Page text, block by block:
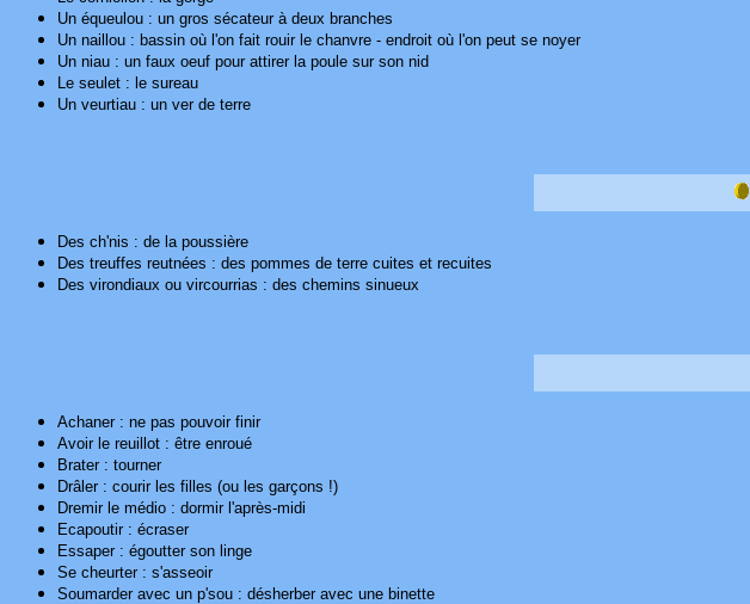
Un équeulou : un gros sécateur à deux branches
Un naillou : bassin où l'on fait rouir le chanvre - endroit où l'on peut se noyer
Un niau : un faux oeuf pour attirer la poule sur son nid
Le seulet : le sureau
Un veurtiau : un ver de terre
Des ch'nis : de la poussière
Des treuffes reutnées : des pommes de terre cuites et recuites
Des virondiaux ou vircourrias : des chemins sinueux
Achaner : ne pas pouvoir finir
Avoir le reuillot : être enroué
Brater : tourner
Drâler : courir les filles (ou les garçons !)
Dremir le médio : dormir l'après-midi
Ecapoutir : écraser
Essaper : égoutter son linge
Se cheurter : s'asseoir
Soumarder avec un p'sou : désherber avec une binette